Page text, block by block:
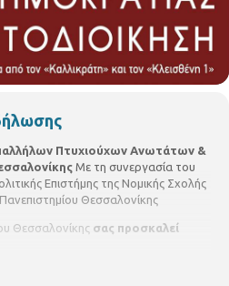
Πτυχιούχων Ανωτάτων &
Με τη συνεργασία του
Επιστήμης της Νομικής Σχολής
Θεσσαλονίκης
Θεσσαλονίκης σας προσκαλεί